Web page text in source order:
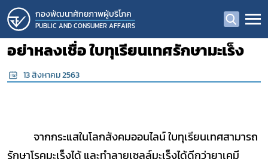
กองพัฒนาศักยภาพผู้บริโภค
PUBLIC AND CONSUMER AFFAIRS
อย่าหลงเชื่อ ใบทุเรียนเทศรักษามะเร็ง
13 สิงหาคม 2563
จากกระแสในโลกสังคมออนไลน์ ใบทุเรียนเทศสามารถ
รักษาโรคมะเร็งได้ และทำลายเซลล์มะเร็งได้ดีกว่ายาเคมี